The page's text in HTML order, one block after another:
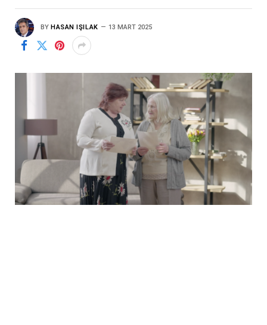
BY HASAN IŞILAK 13 MART 2025